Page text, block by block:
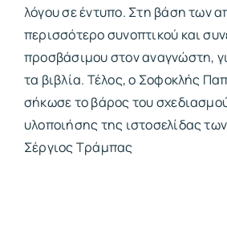
λόγου σε έντυπο. Στη βάση των
περισσότερο συνοπτικού και
προσβάσιμου στον αναγνώστη,
τα βιβλία. Τέλος, ο Σοφοκλής
σήκωσε το βάρος του
υλοποιήσης της ιστοσελίδας
Σέργιος Τράμπας